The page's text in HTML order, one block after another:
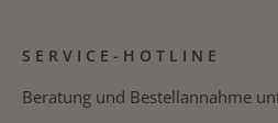
Kenntnis genommen und die
Bitte geben Sie das Ergebnis der
nachfolgende Textfeld ein. *
SERVICE-HOTLINE
Beratung und Bestellannahme